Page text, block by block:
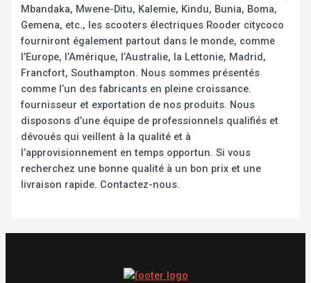
Mbandaka, Mwene-Ditu, Kalemie, Kindu, Bunia, Boma,
Gemena, etc., les scooters électriques Rooder citycoco
fourniront également partout dans le monde, comme
l’Europe, l’Amérique, l’Australie, la Lettonie, Madrid,
Francfort, Southampton. Nous sommes présentés
comme l’un des fabricants en pleine croissance.
fournisseur et exportation de nos produits. Nous
disposons d’une équipe de professionnels qualifiés et
dévoués qui veillent à la qualité et à
l’approvisionnement en temps opportun. Si vous
recherchez une bonne qualité à un bon prix et une
livraison rapide. Contactez-nous.